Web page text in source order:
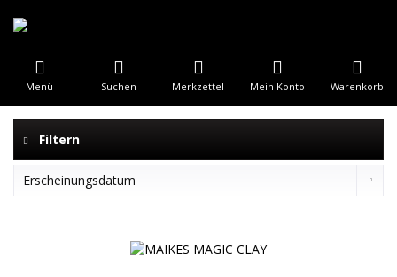
Menü Warenkorb
Merkzettel Mein Konto
Suchen
Filtern